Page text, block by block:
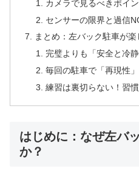
カメラで見るべきポイン
センサーの限界と過信
まとめ：左バック駐車が
完璧よりも「安全と冷静
毎回の駐車で「再現性
練習は裏切らない！習
はじめに：なぜ左バ
か？